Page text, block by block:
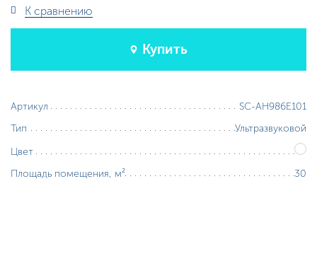
К сравнению
Купить
Артикул
SC-AH986E101
Тип
Ультразвуковой
Цвет
Площадь помещения, м²
30